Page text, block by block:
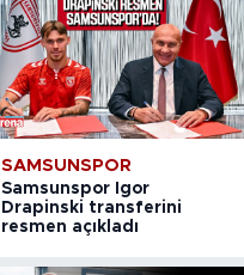
SAMSUNSPOR
Samsunspor Igor
Drapinski transferini
resmen açıkladı